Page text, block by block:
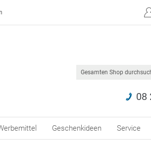
08
Geschenkideen Service